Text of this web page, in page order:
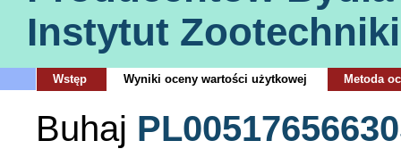
Instytut
Wstęp Wyniki oceny wartości użytkowej Metoda
Buhaj